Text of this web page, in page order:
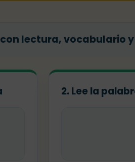
lectura, vocabulario
2. Lee la